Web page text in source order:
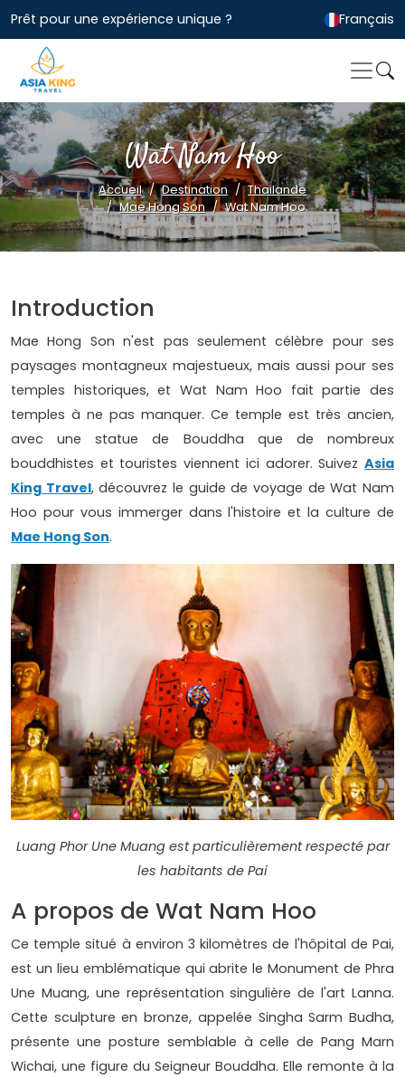
Prêt pour une expérience unique ? Français
Wat Nam Hoo
Accueil Destination
Thailande
Mae Hong Son
Wat Nam Hoo
Introduction
Mae Hong Son n'est pas seulement célèbre pour ses
paysages montagneux majestueux, mais aussi pour ses
temples historiques, et Wat Nam Hoo fait partie des
temples à ne pas manquer. Ce temple est très ancien,
avec une statue de Bouddha que de nombreux
bouddhistes et touristes viennent ici adorer. Suivez Asia
King Travel, découvrez le guide de voyage de Wat Nam
Hoo pour vous immerger dans l'histoire et la culture de
Mae Hong Son.
Luang Phor Une Muang est particulièrement respecté par
les habitants de Pai
A propos de Wat Nam Hoo
Ce temple situé à environ 3 kilomètres de l'hôpital de Pai,
est un lieu emblématique qui abrite le Monument de Phra
Une Muang, une représentation singulière de l'art Lanna.
Cette sculpture en bronze, appelée Singha Sarm Budha,
présente une posture semblable à celle de Pang Marn
Wichai, une figure du Seigneur Bouddha. Elle remonte à la